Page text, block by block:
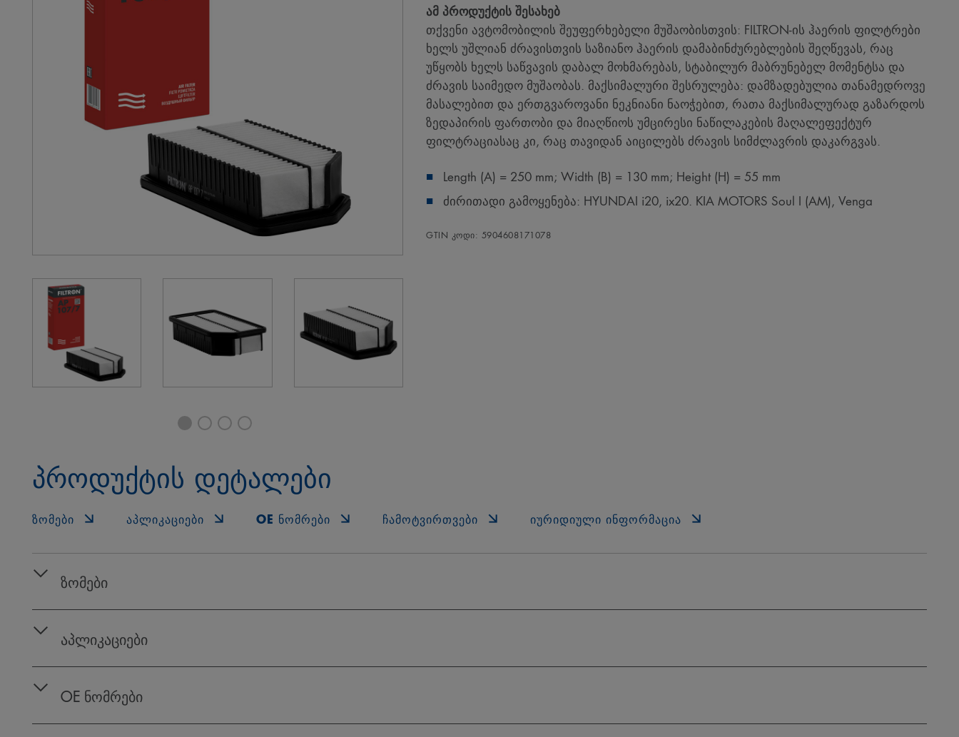
ამ პროდუქტის შესახებ
თქვენი ავტომობილის შეუფერხებელი მუშაობისთვის: FILTRON-ის ჰაერის ფილტრები
ხელს უშლიან ძრავისთვის საზიანო ჰაერის დამაბინძურებლების შეღწევას, რაც
უწყობს ხელს საწვავის დაბალ მოხმარებას, სტაბილურ მაბრუნებელ მომენტსა და
ძრავის საიმედო მუშაობას. მაქსიმალური შესრულება: დამზადებულია თანამედროვე
მასალებით და ერთგვაროვანი ნეკნიანი ნაოჭებით, რათა მაქსიმალურად გაზარდოს
ზედაპირის ფართობი და მიაღწიოს უმცირესი ნაწილაკების მაღალეფექტურ
ფილტრაციასაც კი, რაც თავიდან აიცილებს ძრავის სიმძლავრის დაკარგვას.
Length (A) = 250 mm; Width (B) = 130 mm; Height (H) = 55 mm
ძირითადი გამოყენება: HYUNDAI i20, ix20. KIA MOTORS Soul I (AM), Venga
GTIN კოდი: 5904608171078
პროდუქტის დეტალები
ᲖᲝᲛᲔᲑᲘ ᲐᲞᲚᲘᲙᲐᲪᲘᲔᲑᲘ OE ᲜᲝᲛᲠᲔᲑᲘ ᲩᲐᲛᲝᲢᲕᲘᲠᲗᲕᲔᲑᲘ ᲘᲣᲠᲘᲓᲘᲣᲚᲘ ᲘᲜᲤᲝᲠᲛᲐᲪᲘᲐ
ზომები
აპლიკაციები
OE ნომრები